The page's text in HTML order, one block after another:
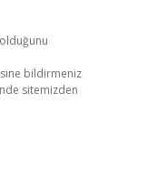
bildirmeniz
sitemizden